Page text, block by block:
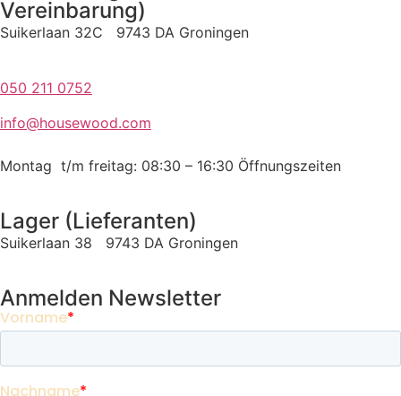
Vereinbarung)
Suikerlaan 32C 9743 DA Groningen
050 211 0752
info@housewood.com
Montag t/m freitag: 08:30 – 16:30 Öffnungszeiten
Lager (Lieferanten)
Suikerlaan 38 9743 DA Groningen
Anmelden Newsletter